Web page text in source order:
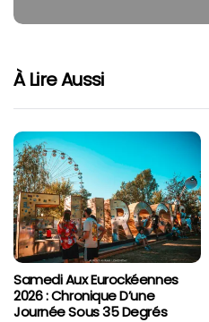
À Lire Aussi
Samedi Aux Eurockéennes
2026 : Chronique D’une
Journée Sous 35 Degrés